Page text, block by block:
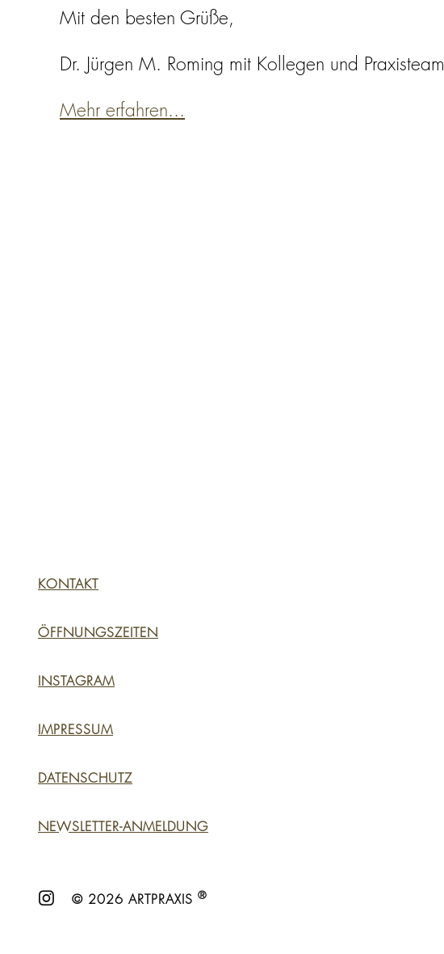
Mit den besten Grüße,
Dr. Jürgen M. Roming mit Kollegen und Praxisteam
Mehr erfahren...
© 2026 ARTPRAXIS ®
KONTAKT
ÖFFNUNGSZEITEN
INSTAGRAM
IMPRESSUM
DATENSCHUTZ
NEWSLETTER-ANMELDUNG